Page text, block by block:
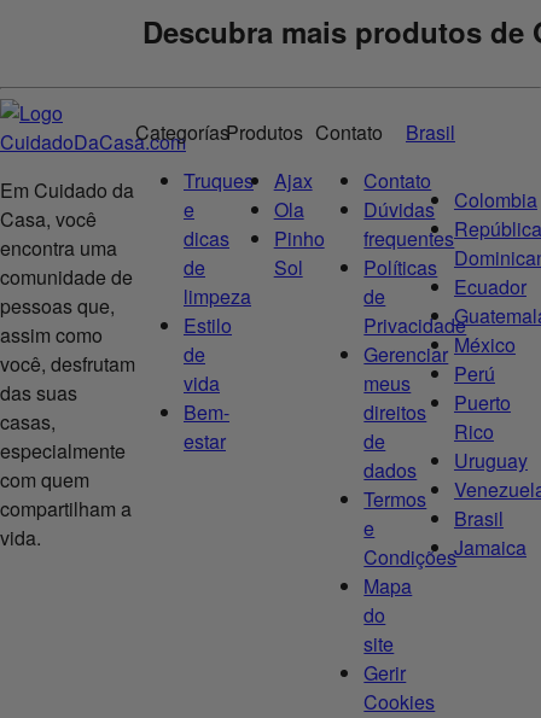
Descubra mais produtos de
Em Cuidado da
Casa, você
encontra uma
comunidade de
pessoas que,
assim como
você, desfrutam
das suas
casas,
especialmente
com quem
compartilham a
vida.
Categorías
Truques
e
dicas
de
limpeza
Estilo
de
vida
Bem-
estar
Produtos
Ajax
Ola
Pinho
Sol
Contato
Contato
Dúvidas
frequentes
Políticas
de
Privacidade
Gerenciar
meus
direitos
de
dados
Termos
e
Condições
Mapa
do
site
Gerir
Cookies
Brasil
Colombia
República
Ecuador
México
Perú
Puerto
Rico
Uruguay
Brasil
Jamaica